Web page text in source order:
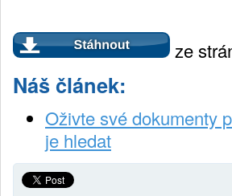
ze
Náš článek:
Oživte své dokumenty
je hledat